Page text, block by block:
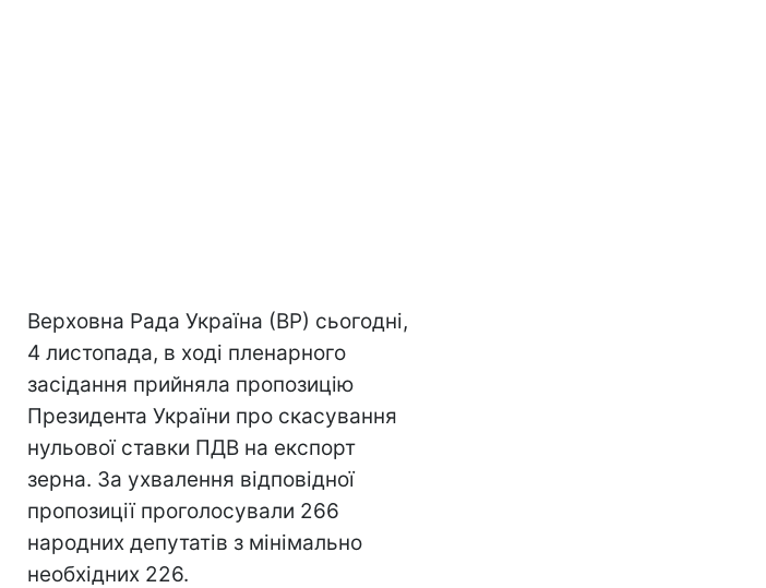
Верховна Рада Україна (ВР) сьогодні,
4 листопада, в ході пленарного
засідання прийняла пропозицію
Президента України про скасування
нульової ставки ПДВ на експорт
зерна. За ухвалення відповідної
пропозиції проголосували 266
народних депутатів з мінімально
необхідних 226.